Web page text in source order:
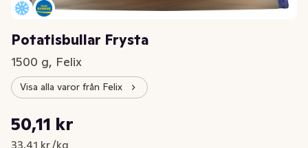
Potatisbullar Frysta
1500 g, Felix
Visa alla varor från Felix
Nuvarande pris är: 50,11 kr
50,11 kr
33,41 kr /kg
Styckpris: 33,41 kr /kg